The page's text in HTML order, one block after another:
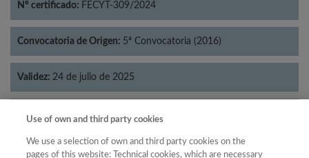
Nº certificado: FECYT-309/2024
Convocatoria de Origen: 5ª Convocatoria (2016)
Validez: 24 de julio de 2025
Categorías: Psicología
Use of own and third party cookies
We use a selection of own and third party cookies on the
pages of this website: Technical cookies, which are necessary